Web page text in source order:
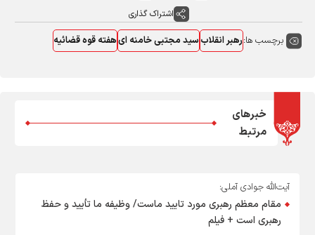
اشتراک گذاری
برچسب ها:رهبر انقلابسید مجتبی خامنه ایهفته قوه قضائیه
خبرهای
مرتبط
آیت‌الله جوادی آملی:
مقام معظم رهبری مورد تایید ماست/ وظیفه ما تأیید و حفظ
رهبری است + فیلم